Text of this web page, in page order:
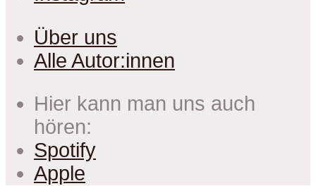
Über uns
Alle Autor:innen
Hier kann man uns auch
hören:
Spotify
Apple